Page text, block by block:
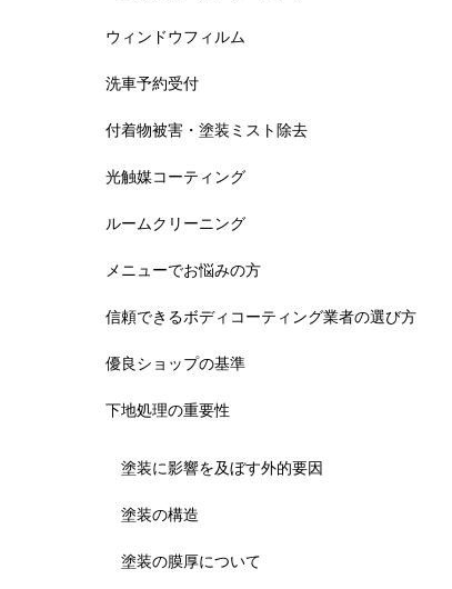
ウィンドウフィルム
洗車予約受付
付着物被害・塗装ミスト除去
光触媒コーティング
ルームクリーニング
メニューでお悩みの方
信頼できるボディコーティング業者の選び方
優良ショップの基準
下地処理の重要性
塗装に影響を及ぼす外的要因
塗装の構造
塗装の膜厚について